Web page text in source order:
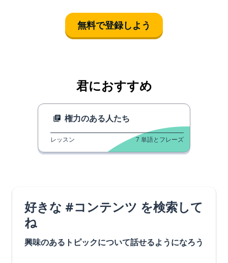
無料で登録しよう
君におすすめ
権力のある人たち
レッスン 7 単語とフレーズ
好きな #コンテンツ を検索して
ね
興味のあるトピックについて話せるようになろう